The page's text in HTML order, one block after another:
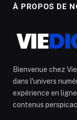
À PROPOS DE
Bienvenue chez
dans l'univers
expérience en
contenus